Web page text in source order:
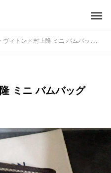
トン × 村上隆 ミニ バムバッグ M13449 買取実績
ミニ バムバッグ